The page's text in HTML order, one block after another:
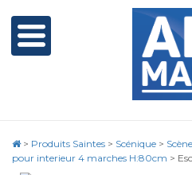
> Produits Saintes > Scénique >
pour interieur 4 marches H:80cm >